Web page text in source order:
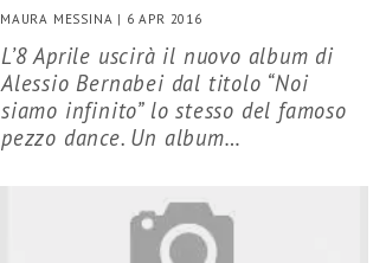
MAURA MESSINA | 6 APR 2016
L’8 Aprile uscirà il nuovo album di
Alessio Bernabei dal titolo “Noi
siamo infinito” lo stesso del famoso
pezzo dance. Un album…